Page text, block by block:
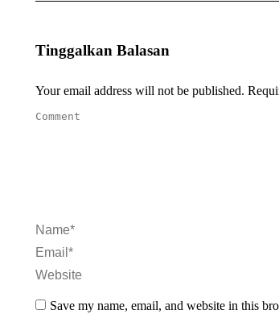
Tinggalkan Balasan
Your email address will not be published.
Comment
Name *
Email *
Website
Save my name, email, and website in this